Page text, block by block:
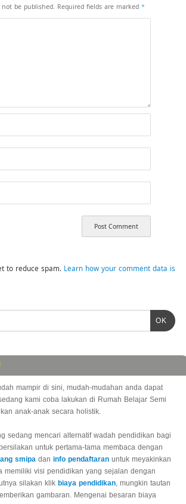
be published. Required fields are marked *
to reduce spam. Learn how your comment data is
OK
mampir di sini, mudah-mudahan anda dapat
kami coba lakukan di Rumah Belajar Semi
anak-anak secara holistik.
sedang mencari alternatif wadah pendidikan bagi
untuk pertama-tama membaca dengan
smipa dan info pendaftaran untuk meyakinkan
memiliki visi pendidikan yang sejalan dengan
silakan klik biaya pendidikan, mungkin tautan
gambaran. Mengenai besaran biaya